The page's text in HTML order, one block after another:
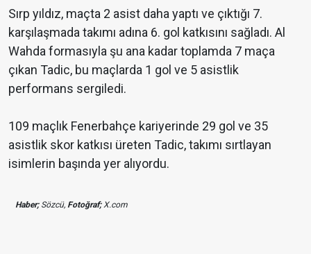
Sırp yıldız, maçta 2 asist daha yaptı ve çıktığı 7.
karşılaşmada takımı adına 6. gol katkısını sağladı. Al
Wahda formasıyla şu ana kadar toplamda 7 maça
çıkan Tadic, bu maçlarda 1 gol ve 5 asistlik
performans sergiledi.
109 maçlık Fenerbahçe kariyerinde 29 gol ve 35
asistlik skor katkısı üreten Tadic, takımı sırtlayan
isimlerin başında yer alıyordu.
Haber;Sözcü, Fotoğraf;X.com